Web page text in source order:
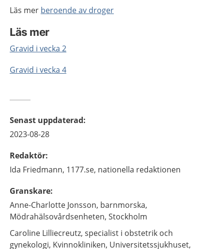
Läs mer beroende av droger
Läs mer
Gravid i vecka 2
Gravid i vecka 4
Senast uppdaterad:
2023-08-28
Redaktör:
Ida Friedmann, 1177.se, nationella redaktionen
Granskare:
Anne-Charlotte Jonsson, barnmorska,
Mödrahälsovårdsenheten, Stockholm
Caroline Lilliecreutz, specialist i obstetrik och
gynekologi, Kvinnokliniken, Universitetssjukhuset,